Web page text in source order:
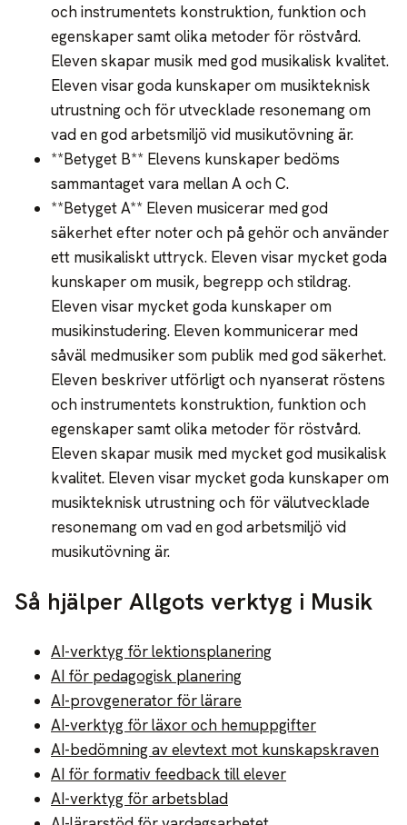
och instrumentets konstruktion, funktion och
egenskaper samt olika metoder för röstvård.
Eleven skapar musik med god musikalisk kvalitet.
Eleven visar goda kunskaper om musikteknisk
utrustning och för utvecklade resonemang om
vad en god arbetsmiljö vid musikutövning är.
**Betyget B** Elevens kunskaper bedöms
sammantaget vara mellan A och C.
**Betyget A** Eleven musicerar med god
säkerhet efter noter och på gehör och använder
ett musikaliskt uttryck. Eleven visar mycket goda
kunskaper om musik, begrepp och stildrag.
Eleven visar mycket goda kunskaper om
musikinstudering. Eleven kommunicerar med
såväl medmusiker som publik med god säkerhet.
Eleven beskriver utförligt och nyanserat röstens
och instrumentets konstruktion, funktion och
egenskaper samt olika metoder för röstvård.
Eleven skapar musik med mycket god musikalisk
kvalitet. Eleven visar mycket goda kunskaper om
musikteknisk utrustning och för välutvecklade
resonemang om vad en god arbetsmiljö vid
musikutövning är.
Så hjälper Allgots verktyg i Musik
AI-verktyg för lektionsplanering
AI för pedagogisk planering
AI-provgenerator för lärare
AI-verktyg för läxor och hemuppgifter
AI-bedömning av elevtext mot kunskapskraven
AI för formativ feedback till elever
AI-verktyg för arbetsblad